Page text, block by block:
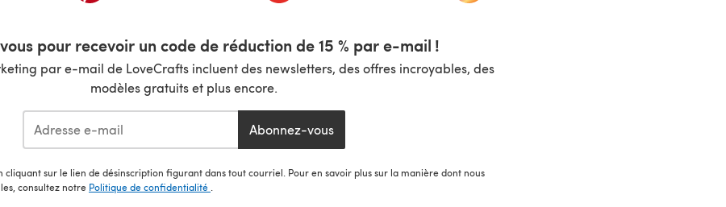
pour recevoir un code de réduction de 15 % par e-mail !
par e-mail de LoveCrafts incluent des newsletters, des offres incroyables, des
modèles gratuits et plus encore.
Abonnez-vous
cliquant sur le lien de désinscription figurant dans tout courriel. Pour en savoir plus sur la manière dont nous
consultez notre Politique de confidentialité